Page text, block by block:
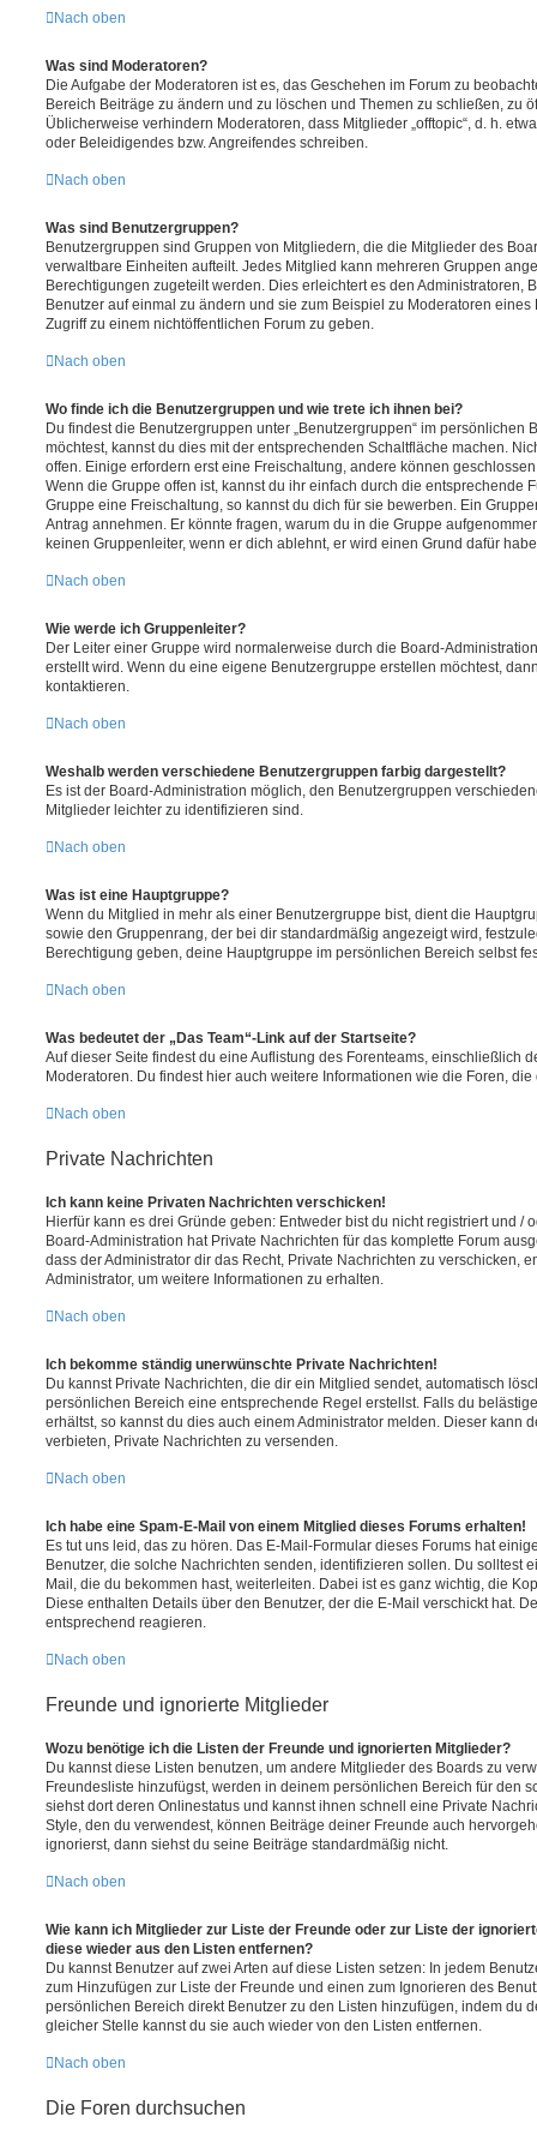
Nach oben
Was sind Moderatoren?
Die Aufgabe der Moderatoren ist es, das Geschehen im Forum zu
Bereich Beiträge zu ändern und zu löschen und Themen zu schließen, zu
Üblicherweise verhindern Moderatoren, dass Mitglieder „offtopic“, d. h.
oder Beleidigendes bzw. Angreifendes schreiben.
Nach oben
Was sind Benutzergruppen?
Benutzergruppen sind Gruppen von Mitgliedern, die die Mitglieder des
verwaltbare Einheiten aufteilt. Jedes Mitglied kann mehreren Gruppen
Berechtigungen zugeteilt werden. Dies erleichtert es den Administratoren,
Benutzer auf einmal zu ändern und sie zum Beispiel zu Moderatoren
Zugriff zu einem nichtöffentlichen Forum zu geben.
Nach oben
Wo finde ich die Benutzergruppen und wie trete ich ihnen bei?
Du findest die Benutzergruppen unter „Benutzergruppen“ im persönlichen
möchtest, kannst du dies mit der entsprechenden Schaltfläche machen.
offen. Einige erfordern erst eine Freischaltung, andere können
Wenn die Gruppe offen ist, kannst du ihr einfach durch die entsprechende
Gruppe eine Freischaltung, so kannst du dich für sie bewerben. Ein
Antrag annehmen. Er könnte fragen, warum du in die Gruppe
keinen Gruppenleiter, wenn er dich ablehnt, er wird einen Grund dafür
Nach oben
Wie werde ich Gruppenleiter?
Der Leiter einer Gruppe wird normalerweise durch die Board-
erstellt wird. Wenn du eine eigene Benutzergruppe erstellen möchtest,
kontaktieren.
Nach oben
Weshalb werden verschiedene Benutzergruppen farbig dargestellt?
Es ist der Board-Administration möglich, den Benutzergruppen
Mitglieder leichter zu identifizieren sind.
Nach oben
Was ist eine Hauptgruppe?
Wenn du Mitglied in mehr als einer Benutzergruppe bist, dient die
sowie den Gruppenrang, der bei dir standardmäßig angezeigt wird,
Berechtigung geben, deine Hauptgruppe im persönlichen Bereich selbst
Nach oben
Was bedeutet der „Das Team“-Link auf der Startseite?
Auf dieser Seite findest du eine Auflistung des Forenteams, einschließlich
Moderatoren. Du findest hier auch weitere Informationen wie die Foren,
Nach oben
Private Nachrichten
Ich kann keine Privaten Nachrichten verschicken!
Hierfür kann es drei Gründe geben: Entweder bist du nicht registriert und /
Board-Administration hat Private Nachrichten für das komplette Forum
dass der Administrator dir das Recht, Private Nachrichten zu verschicken,
Administrator, um weitere Informationen zu erhalten.
Nach oben
Ich bekomme ständig unerwünschte Private Nachrichten!
Du kannst Private Nachrichten, die dir ein Mitglied sendet, automatisch
persönlichen Bereich eine entsprechende Regel erstellst. Falls du
erhältst, so kannst du dies auch einem Administrator melden. Dieser kann
verbieten, Private Nachrichten zu versenden.
Nach oben
Ich habe eine Spam-E-Mail von einem Mitglied dieses Forums erhalten!
Es tut uns leid, das zu hören. Das E-Mail-Formular dieses Forums hat
Benutzer, die solche Nachrichten senden, identifizieren sollen. Du solltest
Mail, die du bekommen hast, weiterleiten. Dabei ist es ganz wichtig, die
Diese enthalten Details über den Benutzer, der die E-Mail verschickt hat.
entsprechend reagieren.
Nach oben
Freunde und ignorierte Mitglieder
Wozu benötige ich die Listen der Freunde und ignorierten Mitglieder?
Du kannst diese Listen benutzen, um andere Mitglieder des Boards zu
Freundesliste hinzufügst, werden in deinem persönlichen Bereich für den
siehst dort deren Onlinestatus und kannst ihnen schnell eine Private
Style, den du verwendest, können Beiträge deiner Freunde auch
ignorierst, dann siehst du seine Beiträge standardmäßig nicht.
Nach oben
Wie kann ich Mitglieder zur Liste der Freunde oder zur Liste der
diese wieder aus den Listen entfernen?
Du kannst Benutzer auf zwei Arten auf diese Listen setzen: In jedem
zum Hinzufügen zur Liste der Freunde und einen zum Ignorieren des
persönlichen Bereich direkt Benutzer zu den Listen hinzufügen, indem du
gleicher Stelle kannst du sie auch wieder von den Listen entfernen.
Nach oben
Die Foren durchsuchen